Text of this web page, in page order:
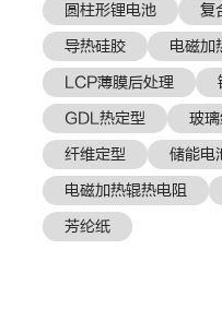
圆柱形锂电池
复
导热硅胶
电磁加
LCP薄膜后处理
GDL热定型
玻
纤维定型
储能电
电磁加热辊热电阻
芳纶纸